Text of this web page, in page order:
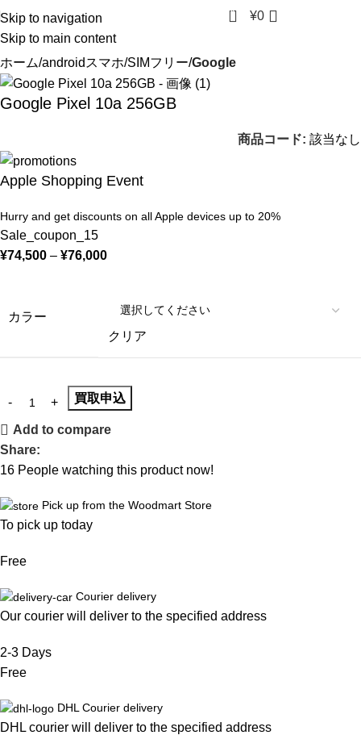
Skip to navigation
Skip to main content
0 ¥0
ホーム androidスマホ SIMフリー Google
Google Pixel 10a 256GB
商品コード: 該当なし
Apple Shopping Event
Hurry and get discounts on all Apple devices up to 20%
Sale_coupon_15
¥74,500 – ¥76,000
カラー
クリア
買取申込
Add to compare
Share:
16 People watching this product now!
Pick up from the Woodmart Store
To pick up today
Free
Courier delivery
Our courier will deliver to the specified address
2-3 Days
Free
DHL Courier delivery
DHL courier will deliver to the specified address